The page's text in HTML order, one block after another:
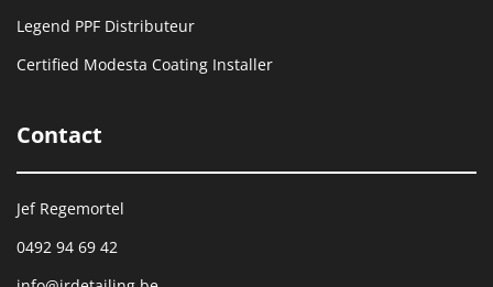
Legend PPF Distributeur
Certified Modesta Coating Installer
Contact
Jef Regemortel
0492 94 69 42